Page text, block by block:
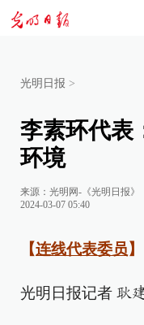
光明日报 >
李素环代表
环境
来源： 光明网-《光明日报》
2024-03-07 05:40
【连线代表委员】
光明日报记者 耿